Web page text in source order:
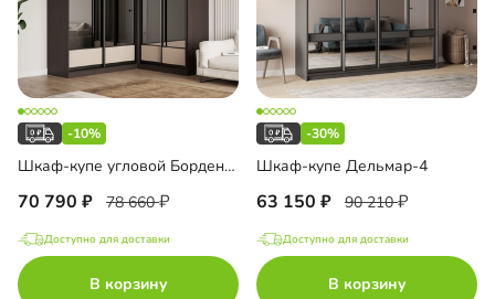
-10%
Шкаф-купе угловой Борден-6-1 1800
70 790 78 660
Доступно для доставки
В корзину
-30%
Шкаф-купе Дельмар-4
63 150 90 210
Доступно для доставки
В корзину